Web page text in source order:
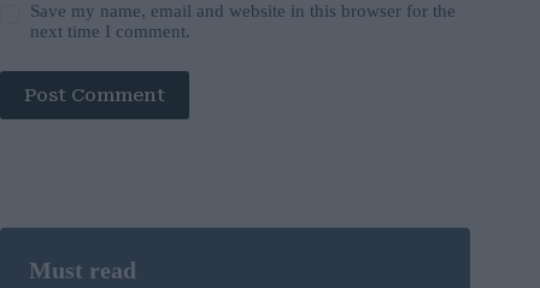
Save my name, email and website in this browser for the
next time I comment.
Post Comment